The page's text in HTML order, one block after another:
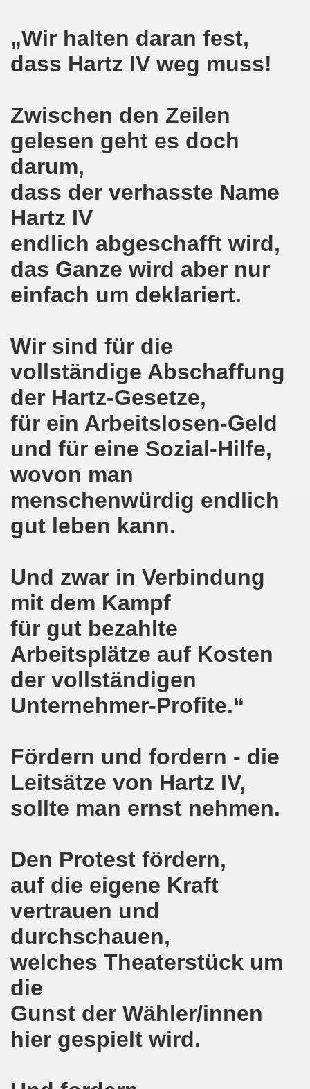
„Wir halten daran fest,
dass Hartz IV weg muss!
Zwischen den Zeilen
gelesen geht es doch
darum,
dass der verhasste Name
Hartz IV
endlich abgeschafft wird,
das Ganze wird aber nur
einfach um deklariert.
Wir sind für die
vollständige Abschaffung
der Hartz-Gesetze,
für ein Arbeitslosen-Geld
und für eine Sozial-Hilfe,
wovon man
menschenwürdig endlich
gut leben kann.
Und zwar in Verbindung
mit dem Kampf
für gut bezahlte
Arbeitsplätze auf Kosten
der vollständigen
Unternehmer-Profite.“
Fördern und fordern - die
Leitsätze von Hartz IV,
sollte man ernst nehmen.
Den Protest fördern,
auf die eigene Kraft
vertrauen und
durchschauen,
welches Theaterstück um
die
Gunst der Wähler/innen
hier gespielt wird.
findet am 03.10.2019 in Erfurt statt!
am 12.08.2019 - ein begeisterndes Fest
in Gelsenkirchen: Die Entlassungen im
diskutierte am 13.05.2019 mit Europawahl-
der Bergleute und ihrer Familien am 17.06.2019 und
diskutiert am 13.05.2019 mit Europawahl-
nimmt am 08.04.2019 Mietfragen, Hartz IV und
Bewegung am 11.03.2019 mahnt an Folgen von
am 11.03.2019 solidarisch mit Kollegen in
am 11.02.2019 - antifaschistische Demonstration
701. Montagsdemonstration Gelsenkirchen
stärken - jetzt erst recht!
wünscht allen Freundinnen und wünscht allen
Bewegung am 10.12.2018 mit gelben Westen und
feiert am 10.12.2018 die 700. Bürgerbewegung
Bewegung Gelsenkirchen mit Frank Oettler
Bewegung fordert am 03.12.2018: Freigabe des
Bewegung findet ausnahmsweise am 03.12.2018 in
vor dem Amtsgericht Gelsenkirchen: Weg mit der
Montagsdemo-Bewegung ist und bleibt wirklich jetzt
Bewegung protestiert und demonstriert am 05.11.2018
am 24.09.2018 uneingeschränkt
am 13.10.2018 mit tollem Beitrag in Berlin
Montagsdemonstration: Kampf gegen
Bewegung am 01.10.2018 - gegen die
und wichtige Informationen zur 15.
und Montagsdemonstranten Frank Oettler aus
Bewegung in Gelsenkirchen
Beeindruckender Protest am 17.09.2018
Regierung in Berlin als Teil der Großdemonstration